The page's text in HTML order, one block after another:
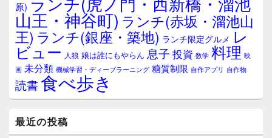
原)
山王・神谷町) ランチ(赤坂・溜池山
王) ランチ(銀座・築地) ランチ限定グルメ レ
ビュー 人狼 娘は誰にもやらん 息子 投資 数学 料理 映
画 未分類 機械学習・ディープラーニング 糖質制限 自作アプリ 自作物
読書食べ歩き
最近の投稿